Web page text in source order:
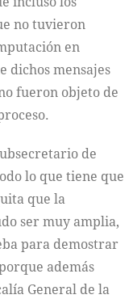
no tuvieron
en
dichos mensajes
fueron objeto de
de
lo que tiene que
que la
ser muy amplia,
para demostrar
además
General de la